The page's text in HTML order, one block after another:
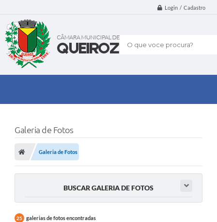
Login / Cadastro
O que voce procura?
Galeria de Fotos
Galeria de Fotos
BUSCAR GALERIA DE FOTOS
25 galerias de fotos encontradas